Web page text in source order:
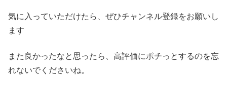
気に入っていただけたら、ぜひチャンネル登録をお願いし
ます
また良かったなと思ったら、高評価にポチっとするのを忘
れないでくださいね。